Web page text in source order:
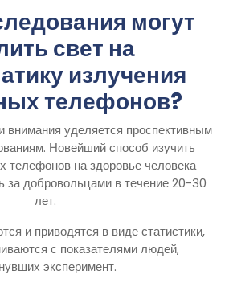
могут
свет на
излучения
телефонов?
уделяется проспективным
Новейший способ изучить
телефонов на здоровье человека
за добровольцами в течение 20-30
лет.
и приводятся в виде статистики,
с показателями людей,
эксперимент.